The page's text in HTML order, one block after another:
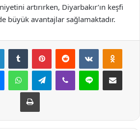
artırırken, Diyarbakır’ın keşfi
büyük avantajlar sağlamaktadır.
LinkedInTumblr PinterestReddit VKontakte
MessengerWhatsAppTelegramViber Line E-Posta ile
Yazdır